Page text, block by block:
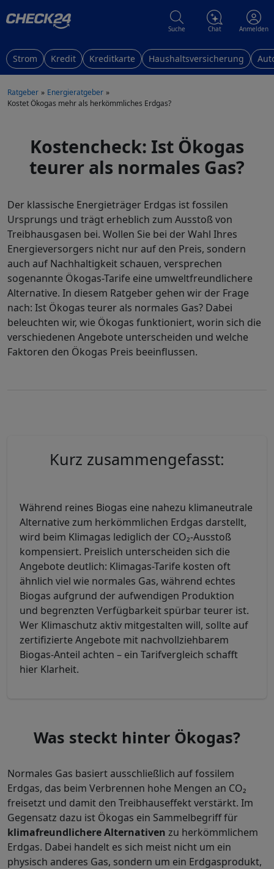
Suche Chat Anmelden
Strom Kredit Kreditkarte Haushaltsversicherung
Ratgeber
Energieratgeber
Kostet Ökogas mehr als herkömmliches Erdgas?
Kostencheck: Ist Ökogas
teurer als normales Gas?
Der klassische Energieträger Erdgas ist fossilen
Ursprungs und trägt erheblich zum Ausstoß von
Treibhausgasen bei. Wollen Sie bei der Wahl Ihres
Energieversorgers nicht nur auf den Preis, sondern
auch auf Nachhaltigkeit schauen, versprechen
sogenannte Ökogas-Tarife eine umweltfreundlichere
Alternative. In diesem Ratgeber gehen wir der Frage
nach: Ist Ökogas teurer als normales Gas? Dabei
beleuchten wir, wie Ökogas funktioniert, worin sich die
verschiedenen Angebote unterscheiden und welche
Faktoren den Ökogas Preis beeinflussen.
Kurz zusammengefasst:
Während reines Biogas eine nahezu klimaneutrale
Alternative zum herkömmlichen Erdgas darstellt,
wird beim Klimagas lediglich der CO₂-Ausstoß
kompensiert. Preislich unterscheiden sich die
Angebote deutlich: Klimagas-Tarife kosten oft
ähnlich viel wie normales Gas, während echtes
Biogas aufgrund der aufwendigen Produktion
und begrenzten Verfügbarkeit spürbar teurer ist.
Wer Klimaschutz aktiv mitgestalten will, sollte auf
zertifizierte Angebote mit nachvollziehbarem
Biogas-Anteil achten – ein Tarifvergleich schafft
hier Klarheit.
Was steckt hinter Ökogas?
Normales Gas basiert ausschließlich auf fossilem
Erdgas, das beim Verbrennen hohe Mengen an CO₂
freisetzt und damit den Treibhauseffekt verstärkt. Im
Gegensatz dazu ist Ökogas ein Sammelbegriff für
klimafreundlichere Alternativen zu herkömmlichem
Erdgas. Dabei handelt es sich meist nicht um ein
physisch anderes Gas, sondern um ein Erdgasprodukt,